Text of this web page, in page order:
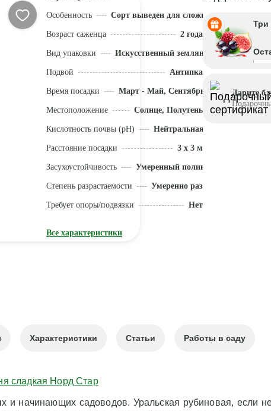
Особенность Сорт выведен для сложных
Возраст саженца 2 года
Вид упаковки Искусственный земляной ком
Подвой Антипка
Время посадки Март - Май, Сентябрь - Ноябрь
Местоположение Солнце, Полутень
Кислотность почвы (pH) Нейтральная (5,5 - 7)
Расстояние посадки 3 x 3 м
Засухоустойчивость Умеренный полив
Степень разрастаемости Умеренно разрастается
Требует опоры/подвязки Нет
Все характеристики
Три
Дарите
Характеристики Статьи Работы в саду
сладкая Норд Стар
и начинающих садоводов. Уральская рубиновая, если